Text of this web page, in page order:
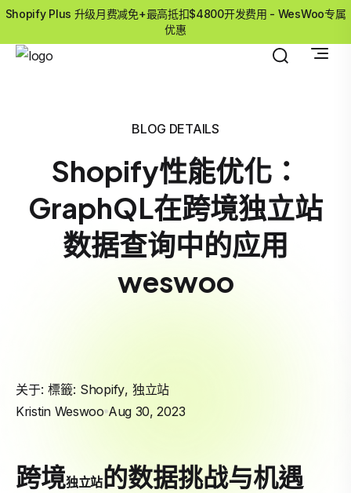
Shopify Plus 升级月费减免+最高抵扣$4800开发费用 - WesWoo专属
优惠
BLOG DETAILS
Shopify性能优化：
GraphQL在跨境独立站
数据查询中的应用
weswoo
关于: 標籤: Shopify, 独立站
Kristin Weswoo Aug 30, 2023
跨境独立站的数据挑战与机遇